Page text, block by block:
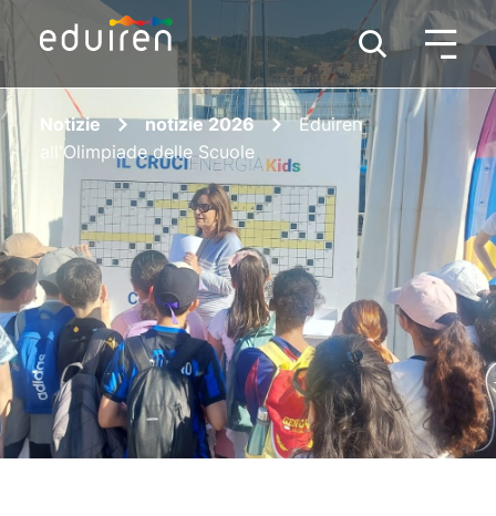
Notizie notizie 2026
Eduiren
all'Olimpiade delle Scuole